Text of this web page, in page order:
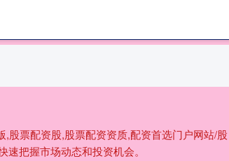
股票配资股,股票配资资质,配资首选门户网站/股
把握市场动态和投资机会。